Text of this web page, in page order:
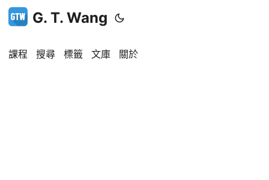
G. T. Wang
課程 搜尋 標籤 文庫 關於